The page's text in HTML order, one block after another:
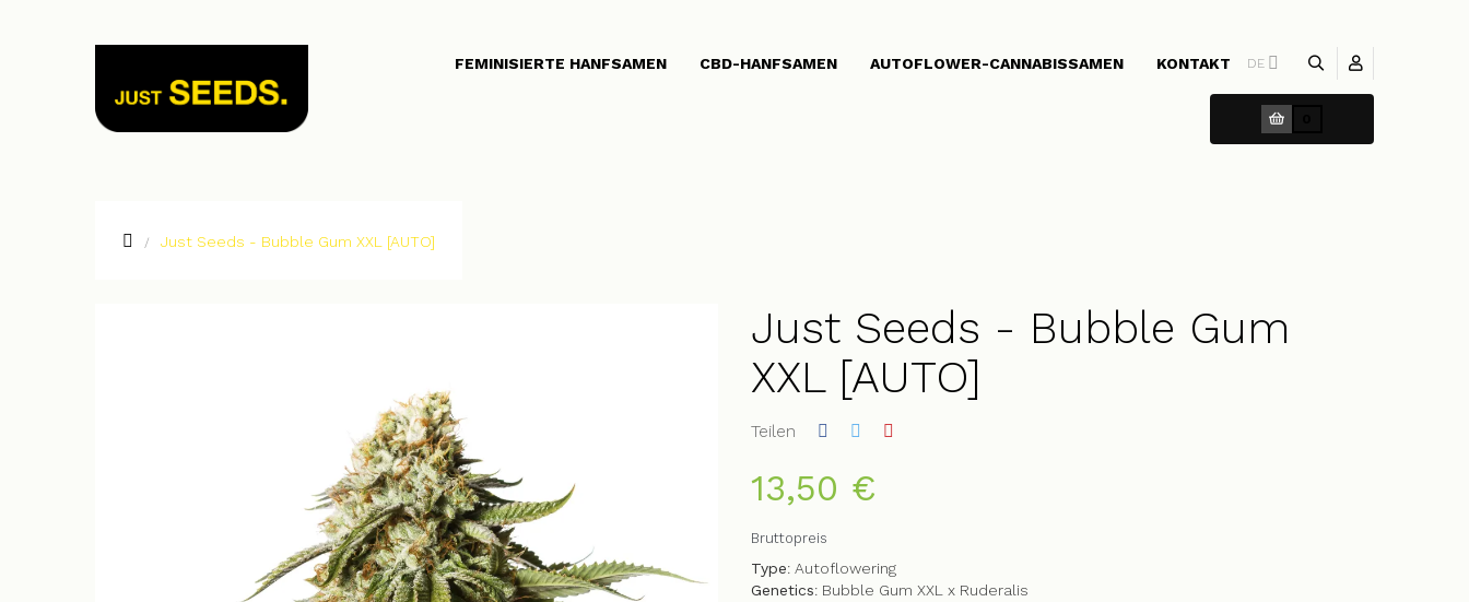
FEMINISIERTE HANFSAMEN CBD-HANFSAMEN AUTOFLOWER-CANNABISSAMEN KONTAKT DE
Just Seeds - Bubble Gum XXL [AUTO]
Just Seeds - Bubble Gum
XXL [AUTO]
Teilen
13,50 €
Bruttopreis
Type: Autoflowering
Genetics: Bubble Gum XXL x Ruderalis